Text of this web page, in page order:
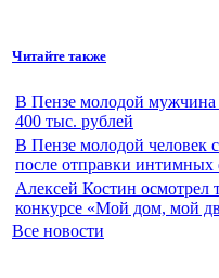
Читайте также
В Пензе молодой
400 тыс. рублей
В Пензе молодой человек
после отправки интимных
Алексей Костин осмотрел
конкурсе «Мой дом, мой
Все новости